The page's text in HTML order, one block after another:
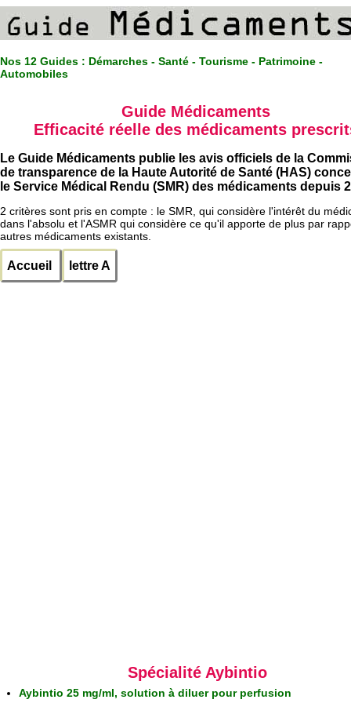
Nos 12 Guides : Démarches - Santé - Tourisme - Patrimoine -
Automobiles
Guide Médicaments
Efficacité réelle des médicaments
Le Guide Médicaments publie les avis officiels de la
de transparence de la Haute Autorité de Santé (HAS)
le Service Médical Rendu (SMR) des médicaments depuis
2 critères sont pris en compte : le SMR, qui considère l'intérêt du
dans l'absolu et l'ASMR qui considère ce qu'il apporte de plus par
autres médicaments existants.
Accueil lettre A
Spécialité Aybintio
Aybintio 25 mg/ml, solution à diluer pour perfusion